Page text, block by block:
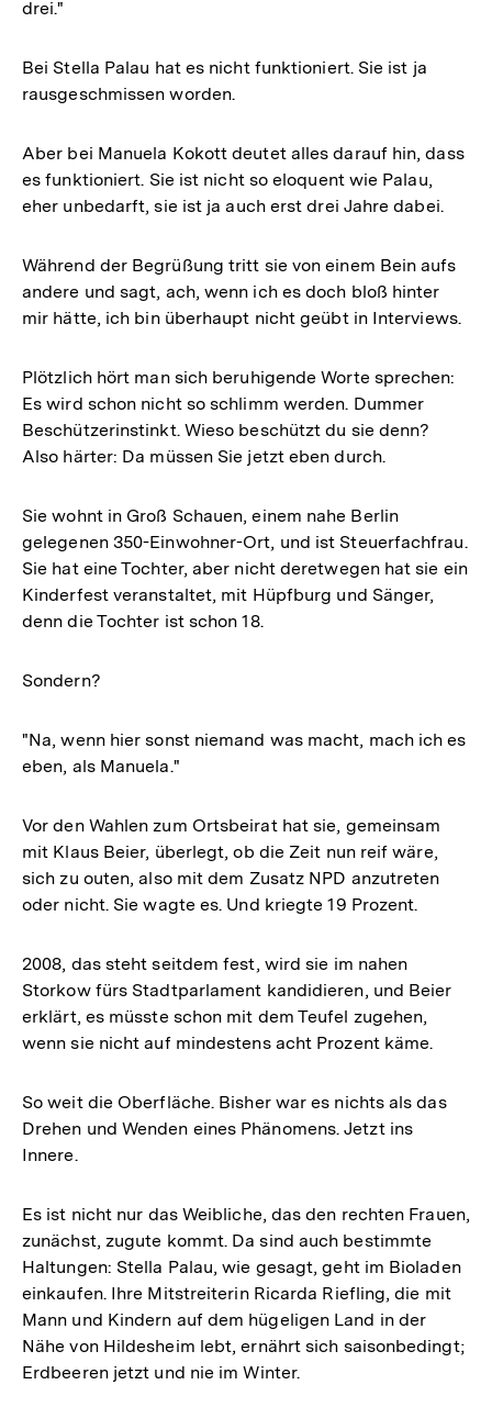
drei."
Bei Stella Palau hat es nicht funktioniert. Sie ist ja
rausgeschmissen worden.
Aber bei Manuela Kokott deutet alles darauf hin, dass
es funktioniert. Sie ist nicht so eloquent wie Palau,
eher unbedarft, sie ist ja auch erst drei Jahre dabei.
Während der Begrüßung tritt sie von einem Bein aufs
andere und sagt, ach, wenn ich es doch bloß hinter
mir hätte, ich bin überhaupt nicht geübt in Interviews.
Plötzlich hört man sich beruhigende Worte sprechen:
Es wird schon nicht so schlimm werden. Dummer
Beschützerinstinkt. Wieso beschützt du sie denn?
Also härter: Da müssen Sie jetzt eben durch.
Sie wohnt in Groß Schauen, einem nahe Berlin
gelegenen 350-Einwohner-Ort, und ist Steuerfachfrau.
Sie hat eine Tochter, aber nicht deretwegen hat sie ein
Kinderfest veranstaltet, mit Hüpfburg und Sänger,
denn die Tochter ist schon 18.
Sondern?
"Na, wenn hier sonst niemand was macht, mach ich es
eben, als Manuela."
Vor den Wahlen zum Ortsbeirat hat sie, gemeinsam
mit Klaus Beier, überlegt, ob die Zeit nun reif wäre,
sich zu outen, also mit dem Zusatz NPD anzutreten
oder nicht. Sie wagte es. Und kriegte 19 Prozent.
2008, das steht seitdem fest, wird sie im nahen
Storkow fürs Stadtparlament kandidieren, und Beier
erklärt, es müsste schon mit dem Teufel zugehen,
wenn sie nicht auf mindestens acht Prozent käme.
So weit die Oberfläche. Bisher war es nichts als das
Drehen und Wenden eines Phänomens. Jetzt ins
Innere.
Es ist nicht nur das Weibliche, das den rechten Frauen,
zunächst, zugute kommt. Da sind auch bestimmte
Haltungen: Stella Palau, wie gesagt, geht im Bioladen
einkaufen. Ihre Mitstreiterin Ricarda Riefling, die mit
Mann und Kindern auf dem hügeligen Land in der
Nähe von Hildesheim lebt, ernährt sich saisonbedingt;
Erdbeeren jetzt und nie im Winter.